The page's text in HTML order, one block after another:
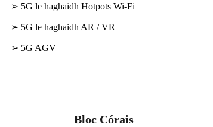
➢ 5G le haghaidh Hotpots Wi-Fi
➢ 5G le haghaidh AR / VR
➢ 5G AGV
Bloc Córais